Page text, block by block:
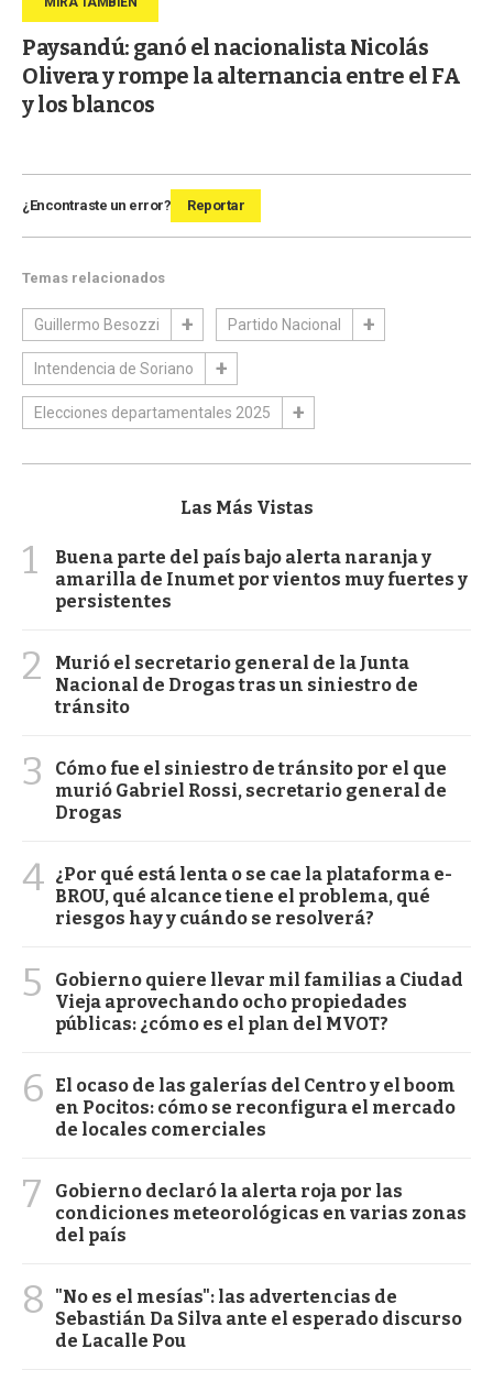
Paysandú: ganó el nacionalista Nicolás
Olivera y rompe la alternancia entre el FA
y los blancos
¿Encontraste un error? Reportar
Temas relacionados
Guillermo Besozzi Partido Nacional
Intendencia de Soriano
Elecciones departamentales 2025
Las Más Vistas
1
Buena parte del país bajo alerta naranja y
amarilla de Inumet por vientos muy fuertes y
persistentes
2
Murió el secretario general de la Junta
Nacional de Drogas tras un siniestro de
tránsito
3
Cómo fue el siniestro de tránsito por el que
murió Gabriel Rossi, secretario general de
Drogas
4 ¿Por qué está lenta o se cae la plataforma e-
BROU, qué alcance tiene el problema, qué
riesgos hay y cuándo se resolverá?
5
Gobierno quiere llevar mil familias a Ciudad
Vieja aprovechando ocho propiedades
públicas: ¿cómo es el plan del MVOT?
6
El ocaso de las galerías del Centro y el boom
en Pocitos: cómo se reconfigura el mercado
de locales comerciales
7
Gobierno declaró la alerta roja por las
condiciones meteorológicas en varias zonas
del país
8
"No es el mesías": las advertencias de
Sebastián Da Silva ante el esperado discurso
de Lacalle Pou